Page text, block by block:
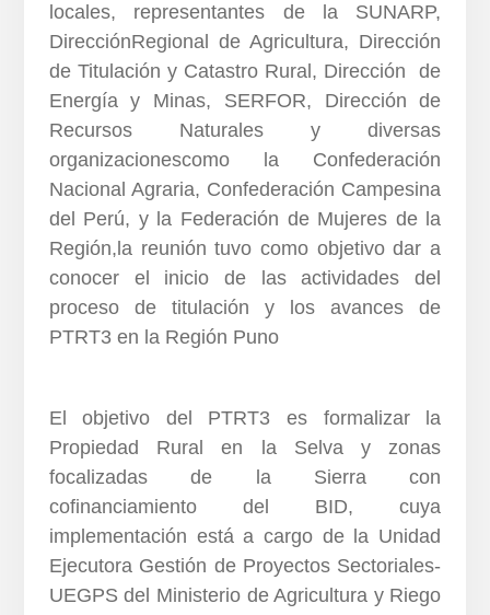
locales, representantes de la SUNARP,
DirecciónRegional de Agricultura, Dirección
de Titulación y Catastro Rural, Dirección de
Energía y Minas, SERFOR, Dirección de
Recursos Naturales y diversas
organizacionescomo la Confederación
Nacional Agraria, Confederación Campesina
del Perú, y la Federación de Mujeres de la
Región,la reunión tuvo como objetivo dar a
conocer el inicio de las actividades del
proceso de titulación y los avances de
PTRT3 en la Región Puno
El objetivo del PTRT3 es formalizar la
Propiedad Rural en la Selva y zonas
focalizadas de la Sierra con
cofinanciamiento del BID, cuya
implementación está a cargo de la Unidad
Ejecutora Gestión de Proyectos Sectoriales-
UEGPS del Ministerio de Agricultura y Riego